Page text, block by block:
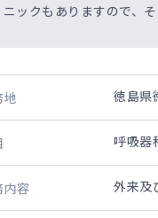
ニックもありますので、
地 徳島県
呼吸器
内容 外来及